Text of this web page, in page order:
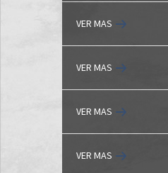
VER MAS
VER MAS
VER MAS
VER MAS